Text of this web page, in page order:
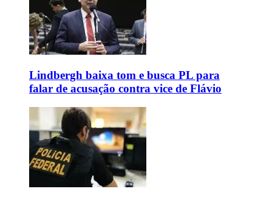
Lindbergh baixa tom e busca PL para
falar de acusação contra vice de Flávio